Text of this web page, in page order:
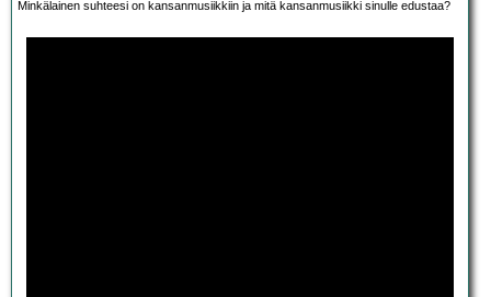
Minkälainen suhteesi on kansanmusiikkiin ja mitä kansanmusiikki sinulle edustaa?